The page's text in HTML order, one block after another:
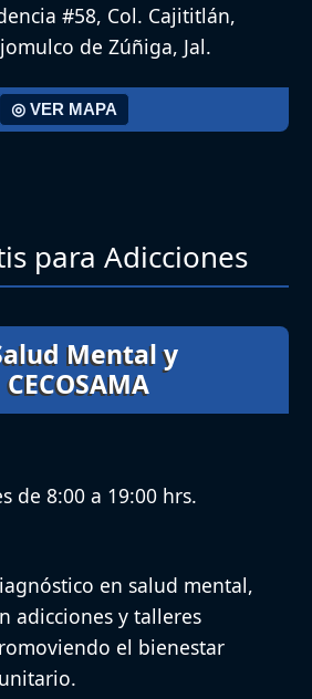
#58, Col. Cajititlán,
de Zúñiga, Jal.
◎ VER MAPA
para Adicciones
Mental y
de 8:00 a 19:00 hrs.
en salud mental,
adicciones y talleres
el bienestar